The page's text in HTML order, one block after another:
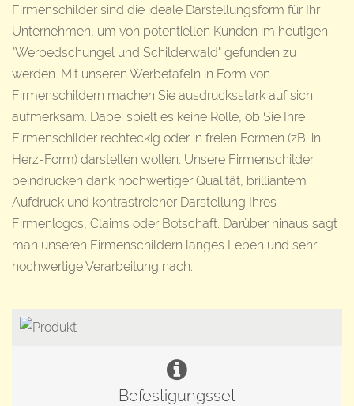
Firmenschilder sind die ideale Darstellungsform für Ihr
Unternehmen, um von potentiellen Kunden im heutigen
"Werbedschungel und Schilderwald" gefunden zu
werden. Mit unseren Werbetafeln in Form von
Firmenschildern machen Sie ausdrucksstark auf sich
aufmerksam. Dabei spielt es keine Rolle, ob Sie Ihre
Firmenschilder rechteckig oder in freien Formen (zB. in
Herz-Form) darstellen wollen. Unsere Firmenschilder
beindrucken dank hochwertiger Qualität, brilliantem
Aufdruck und kontrastreicher Darstellung Ihres
Firmenlogos, Claims oder Botschaft. Darüber hinaus sagt
man unseren Firmenschildern langes Leben und sehr
hochwertige Verarbeitung nach.
Befestigungsset